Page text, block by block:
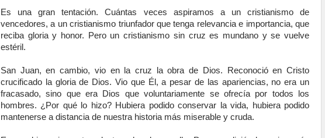
Es una gran tentación. Cuántas veces aspiramos a un cristianismo de
vencedores, a un cristianismo triunfador que tenga relevancia e importancia, que
reciba gloria y honor. Pero un cristianismo sin cruz es mundano y se vuelve
estéril.
San Juan, en cambio, vio en la cruz la obra de Dios. Reconoció en Cristo
crucificado la gloria de Dios. Vio que Él, a pesar de las apariencias, no era un
fracasado, sino que era Dios que voluntariamente se ofrecía por todos los
hombres. ¿Por qué lo hizo? Hubiera podido conservar la vida, hubiera podido
mantenerse a distancia de nuestra historia más miserable y cruda.